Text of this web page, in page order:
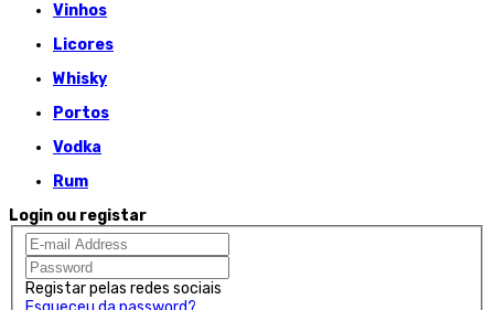
Vinhos
Licores
Whisky
Portos
Vodka
Rum
Login ou registar
Registar pelas redes sociais